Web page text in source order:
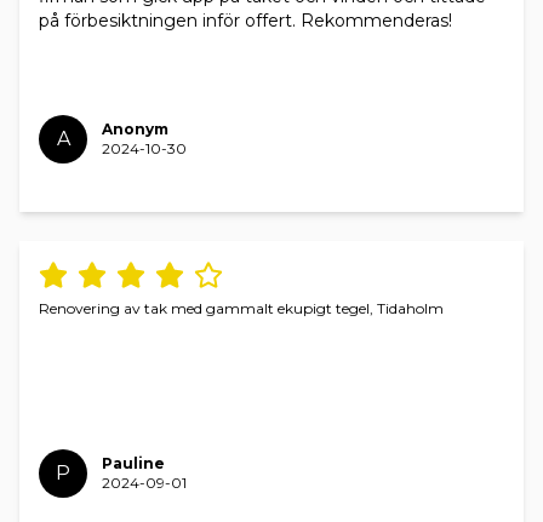
på förbesiktningen inför offert. Rekommenderas!
A
Anonym
2024-10-30
Renovering av tak med gammalt ekupigt tegel, Tidaholm
P
Pauline
2024-09-01